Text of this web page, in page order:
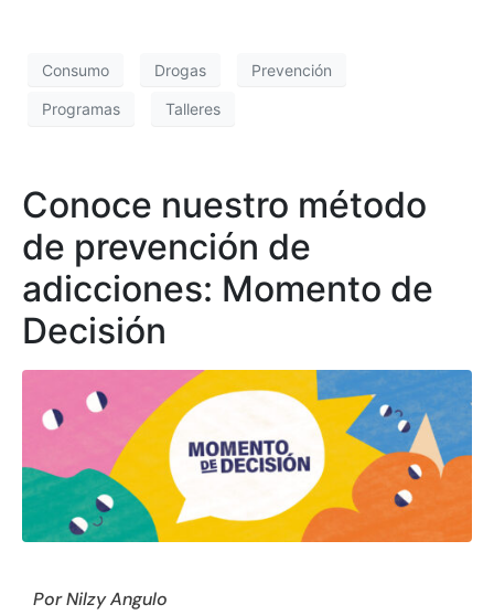
Consumo Drogas Prevención
Programas Talleres
Conoce nuestro método
de prevención de
adicciones: Momento de
Decisión
Por Nilzy Angulo